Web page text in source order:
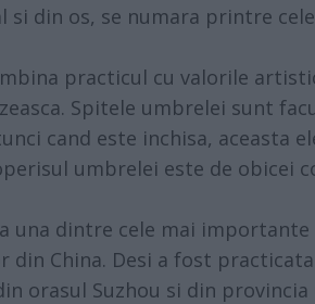
si din os, se numara printre
practicul cu valorile
Spitele umbrelei sunt
cand este inchisa, aceasta
umbrelei este de obicei
una dintre cele mai
din China. Desi a fost
orasul Suzhou si din provincia